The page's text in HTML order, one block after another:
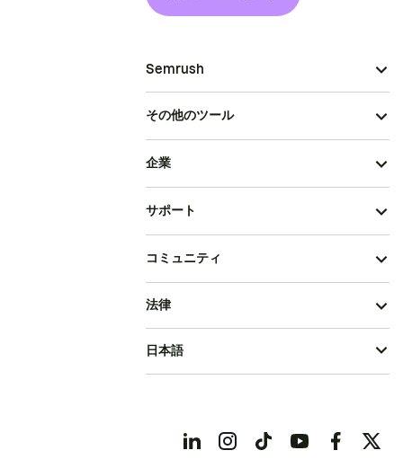
Semrush
その他のツール
企業
サポート
コミュニティ
法律
日本語